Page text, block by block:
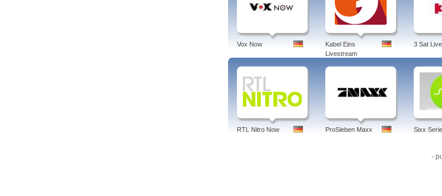
Vox Now
Kabel Eins
Livestream
3 Sat Live
RTL Nitro Now ProSieben Maxx Sixx
-